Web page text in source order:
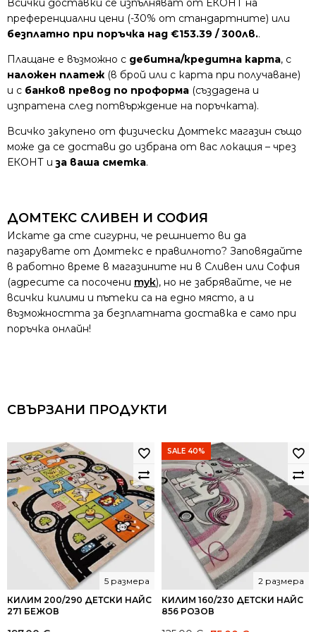
Всички доставки се изпълняват от ЕКОНТ на
преференциални цени (-30% от стандартните) или
безплатно при поръчка над €153.39 / 300лв..
Плащане е възможно с дебитна/кредитна карта, с
наложен платеж (в брой или с карта при получаване)
и с банков превод по проформа (създадена и
изпратена след потвърждение на поръчката).
Всичко закупено от физически Домтекс магазин също
може да се достави до избрана от вас локация – чрез
ЕКОНТ иза ваша сметка.
ДОМТЕКС СЛИВЕН И СОФИЯ
Искате да сте сигурни, че решнието ви да
пазарувате от Домтекс е правилното? Заповядайте
в работно време в магазините ни в Сливен или София
(адресите са посочени тук), но не забрявайте, че не
всички килими и пътеки са на едно място, а и
възможността за безплатната доставка е само при
поръчка онлайн!
СВЪРЗАНИ ПРОДУКТИ
КИЛИМ 200/290 ДЕТСКИ НАЙС
271 БЕЖОВ
5 размера
SALE 40%
КИЛИМ 160/230 ДЕТСКИ НАЙС
856 РОЗОВ
2 размера